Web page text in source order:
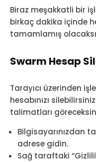
Biraz meşakkatli bir
birkaç dakika içinde
tamamlamış
Swarm Hesap
Tarayıcı üzerinden
hesabınızı
talimatları
Bilgisayarınızdan
adrese gidin.
Sağ taraftaki